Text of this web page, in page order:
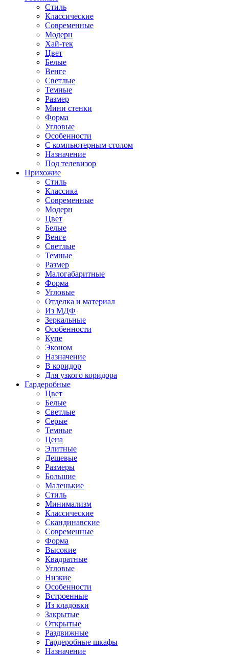
Стиль
Классические
Современные
Модерн
Хай-тек
Цвет
Белые
Венге
Светлые
Темные
Размер
Мини стенки
Форма
Угловые
Особенности
С компьютерным столом
Назначение
Под телевизор
Прихожие
Стиль
Классика
Современные
Модерн
Цвет
Белые
Венге
Светлые
Темные
Размер
Малогабаритные
Форма
Угловые
Отделка и материал
Из МДФ
Зеркальные
Особенности
Купе
Эконом
Назначение
В коридор
Для узкого коридора
Гардеробные
Цвет
Белые
Светлые
Серые
Темные
Цена
Элитные
Дешевые
Размеры
Большие
Маленькие
Стиль
Минимализм
Классические
Скандинавские
Современные
Форма
Высокие
Квадратные
Угловые
Низкие
Особенности
Встроенные
Из кладовки
Закрытые
Открытые
Раздвижные
Гардеробные шкафы
Назначение